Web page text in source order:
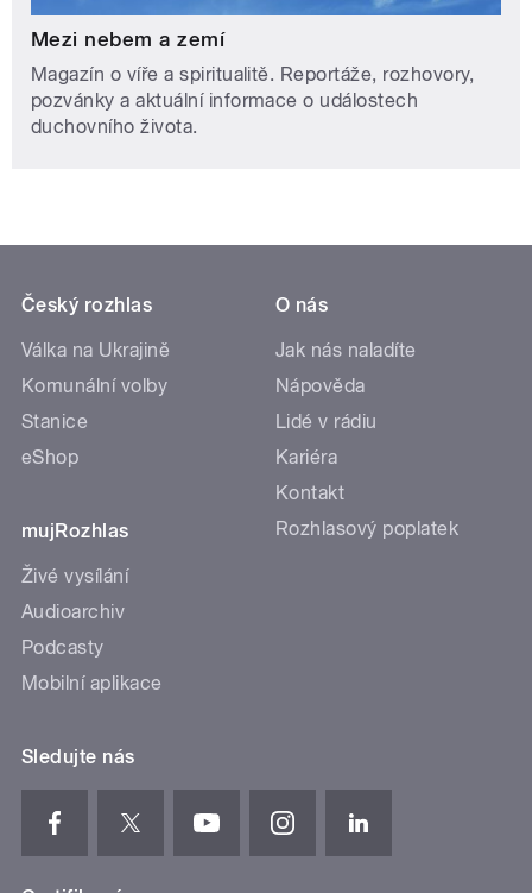
Mezi nebem a zemí
Magazín o víře a spiritualitě. Reportáže, rozhovory,
pozvánky a aktuální informace o událostech
duchovního života.
Český rozhlas
Válka na Ukrajině
Komunální volby
Stanice
eShop
mujRozhlas
Živé vysílání
Audioarchiv
Podcasty
Mobilní aplikace
O nás
Jak nás naladíte
Nápověda
Lidé v rádiu
Kariéra
Kontakt
Rozhlasový poplatek
Sledujte nás